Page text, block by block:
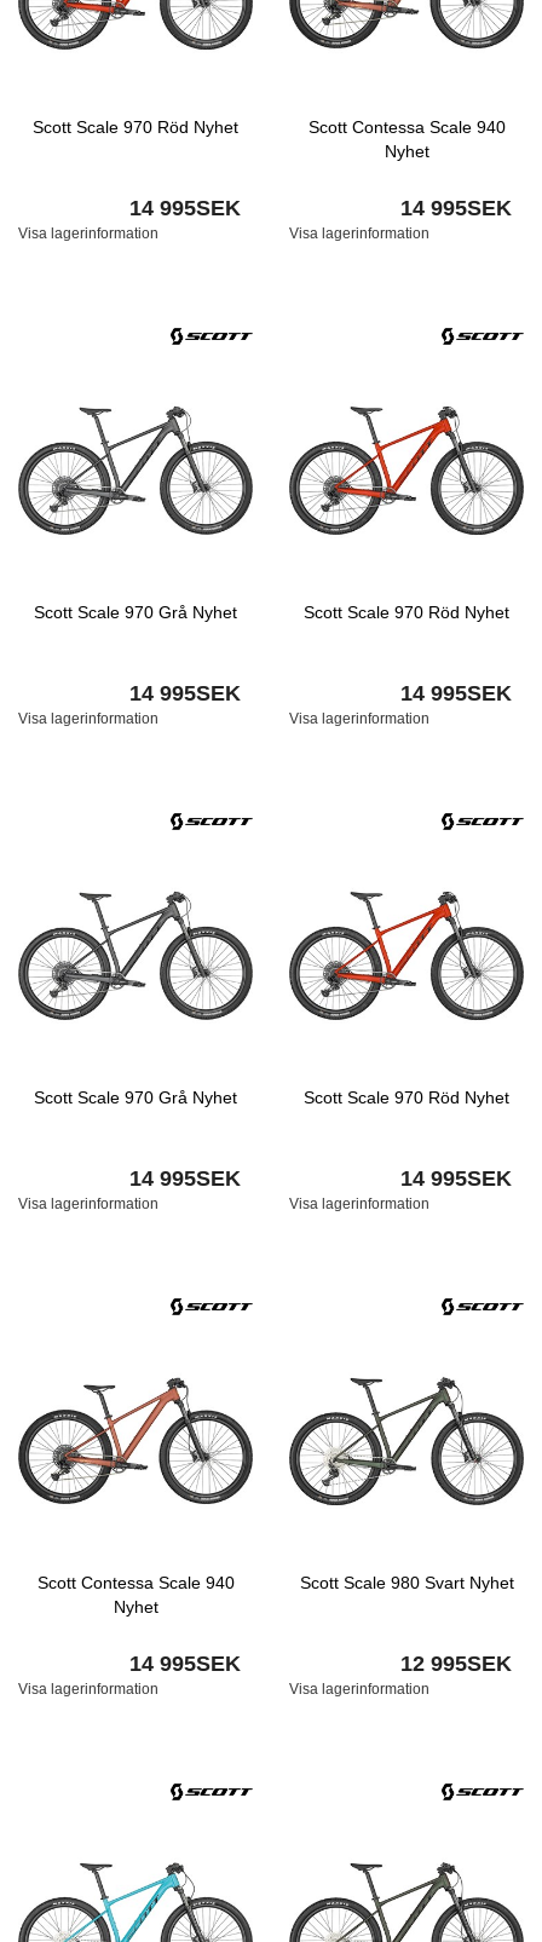
Scott Scale 970 Röd Nyhet
14 995SEK
Visa lagerinformation
Scott Contessa Scale 940
Nyhet
14 995SEK
Visa lagerinformation
Scott Scale 970 Grå Nyhet
14 995SEK
Visa lagerinformation
Scott Scale 970 Röd Nyhet
14 995SEK
Visa lagerinformation
Scott Scale 970 Grå Nyhet
14 995SEK
Visa lagerinformation
Scott Scale 970 Röd Nyhet
14 995SEK
Visa lagerinformation
Scott Contessa Scale 940
Nyhet
14 995SEK
Visa lagerinformation
Scott Scale 980 Svart Nyhet
12 995SEK
Visa lagerinformation